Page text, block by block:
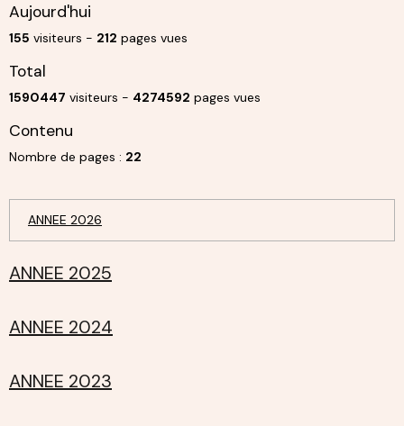
Aujourd'hui
155 visiteurs - 212 pages vues
Total
1590447 visiteurs - 4274592 pages vues
Contenu
Nombre de pages : 22
ANNEE 2026
ANNEE 2025
ANNEE 2024
ANNEE 2023